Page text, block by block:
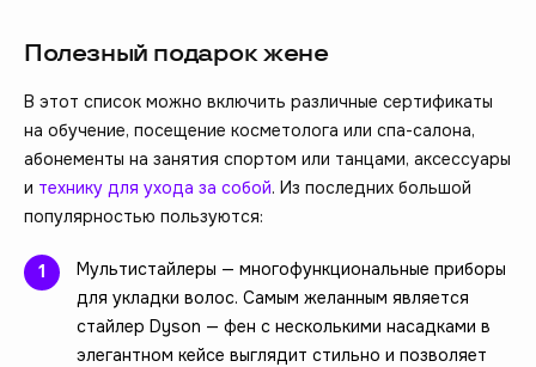
Полезный подарок жене
В этот список можно включить различные сертификаты
на обучение, посещение косметолога или спа-салона,
абонементы на занятия спортом или танцами, аксессуары
и технику для ухода за собой. Из последних большой
популярностью пользуются:
Мультистайлеры — многофункциональные приборы
для укладки волос. Самым желанным является
стайлер Dyson — фен с несколькими насадками в
элегантном кейсе выглядит стильно и позволяет